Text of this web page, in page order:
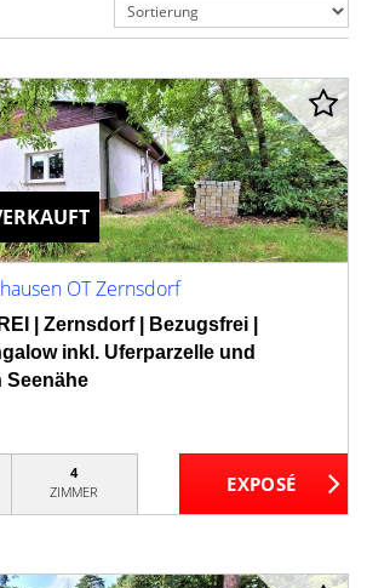
OT Zernsdorf
| Zernsdorf | Bezugsfrei |
inkl. Uferparzelle und
Seenähe
4
ZIMMER